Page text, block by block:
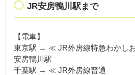
JR安房鴨川駅まで
【電車】
東京駅 → ≪ JR外房線特急わかし
安房鴨川駅
千葉駅 → ≪ JR外房線普通